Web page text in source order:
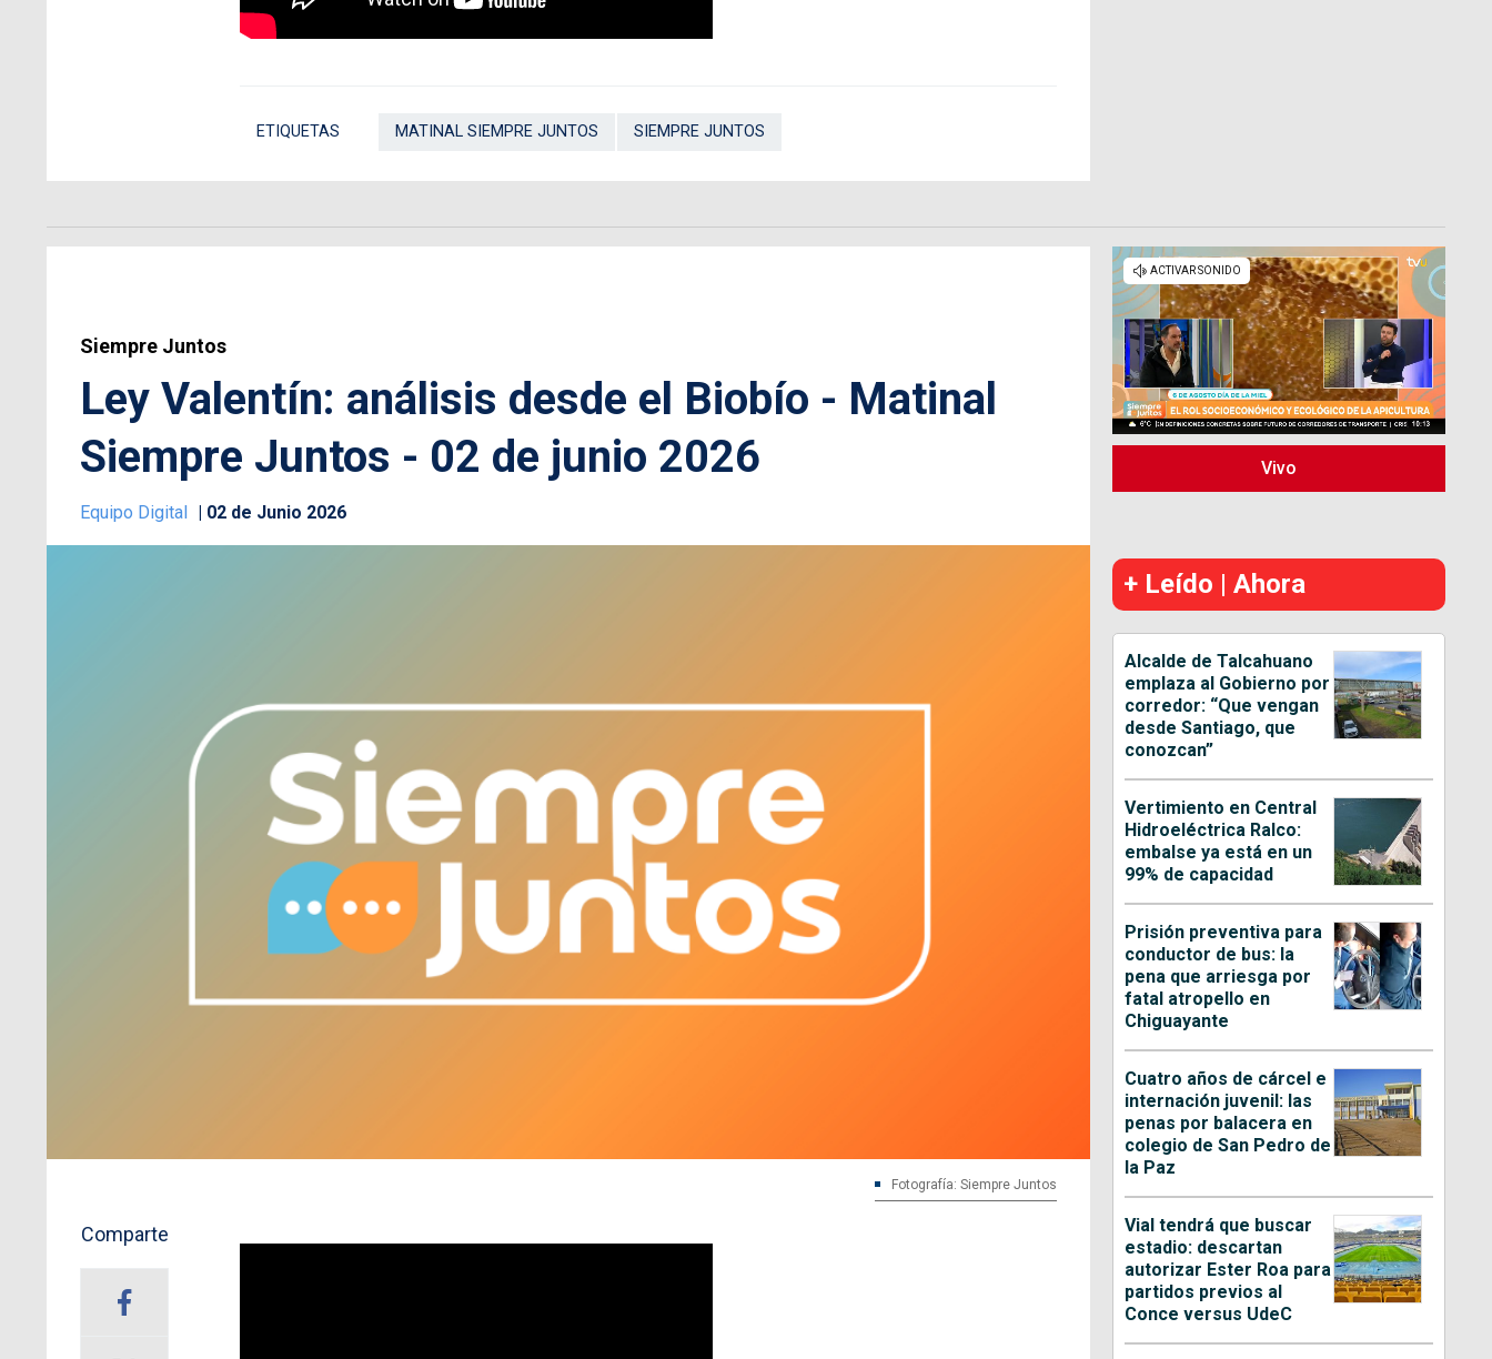
ETIQUETAS MATINAL SIEMPRE JUNTOS SIEMPRE JUNTOS
Siempre Juntos
Ley Valentín: análisis desde el Biobío - Matinal
Siempre Juntos - 02 de junio 2026
Equipo Digital 02 de Junio 2026
Fotografía: Siempre Juntos
Comparte
Vivo
+ Leído | Ahora
Alcalde de Talcahuano
emplaza al Gobierno por
corredor: “Que vengan
desde Santiago, que
conozcan”
Vertimiento en Central
Hidroeléctrica Ralco:
embalse ya está en un
99% de capacidad
Prisión preventiva para
conductor de bus: la
pena que arriesga por
fatal atropello en
Chiguayante
Cuatro años de cárcel e
internación juvenil: las
penas por balacera en
colegio de San Pedro de
la Paz
Vial tendrá que buscar
estadio: descartan
autorizar Ester Roa para
partidos previos al
Conce versus UdeC